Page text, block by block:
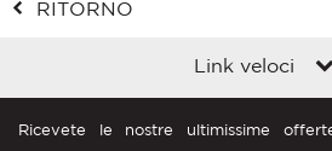
RITORNO
Link veloci
Ricevete le nostre ultimissime